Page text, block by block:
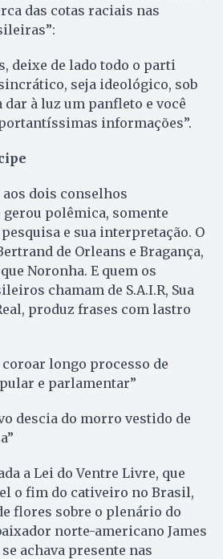
das cotas raciais nas
deixe de lado todo o parti
seja ideológico, sob
dar à luz um panfleto e você
informações”.
dois conselhos
gerou polêmica, somente
e sua interpretação. O
de Orleans e Bragança,
Noronha. E quem os
chamam de S.A.I.R, Sua
produz frases com lastro
coroar longo processo de
e parlamentar”
descia do morro vestido de
a Lei do Ventre Livre, que
o fim do cativeiro no Brasil,
flores sobre o plenário do
norte-americano James
achava presente nas